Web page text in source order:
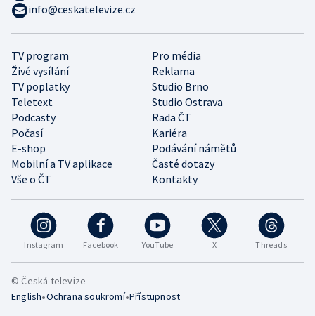
Instagram Facebook YouTube X Threads
TV program
Pro média
Živé vysílání
Reklama
TV poplatky
Studio Brno
Teletext
Studio Ostrava
Podcasty
Rada ČT
Počasí
Kariéra
E-shop
Podávání námětů
Mobilní a TV aplikace
Časté dotazy
Vše o ČT
Kontakty
info@ceskatelevize.cz
© Česká televize
English•Ochrana soukromí•Přístupnost